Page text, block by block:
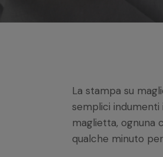
La stampa su
semplici indumenti
maglietta, ognuna
qualche minuto